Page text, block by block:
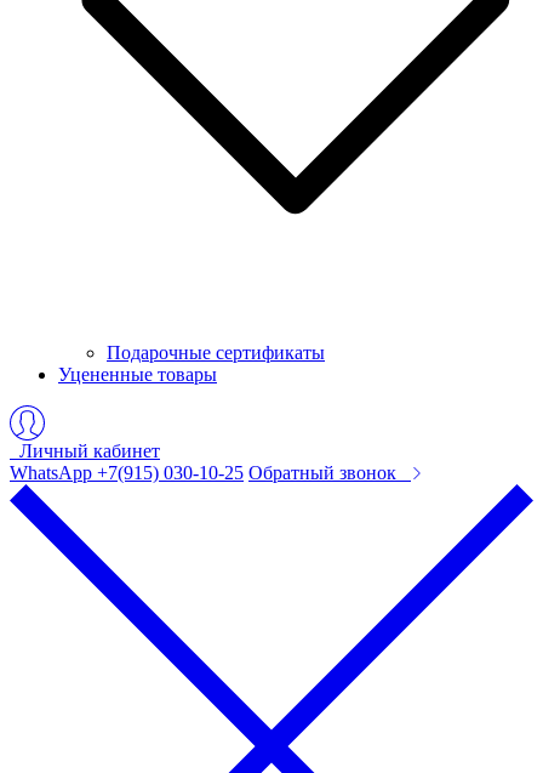
Подарочные сертификаты
Уцененные товары
Личный кабинет
WhatsApp +7(915) 030-10-25 Обратный звонок